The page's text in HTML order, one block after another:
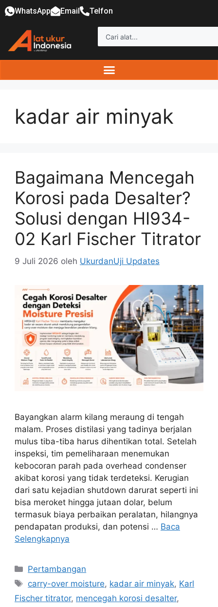
WhatsApp Email Telfon
kadar air minyak
Bagaimana Mencegah
Korosi pada Desalter?
Solusi dengan HI934-
02 Karl Fischer Titrator
9 Juli 2026 oleh UkurdanUji Updates
Bayangkan alarm kilang meraung di tengah
malam. Proses distilasi yang tadinya berjalan
mulus tiba-tiba harus dihentikan total. Setelah
inspeksi, tim pemeliharaan menemukan
kebocoran parah pada overhead condenser
akibat korosi yang tidak terdeteksi. Kerugian
dari satu kejadian shutdown darurat seperti ini
bisa meroket hingga jutaan dolar, belum
termasuk biaya perbaikan peralatan, hilangnya
pendapatan produksi, dan potensi … Baca
Selengkapnya
Pertambangan
carry-over moisture, kadar air minyak, Karl
Fischer titrator, mencegah korosi desalter,